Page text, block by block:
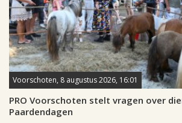
Voorschoten, 8 augustus 2026, 16:01
PRO Voorschoten stelt vragen over
Paardendagen